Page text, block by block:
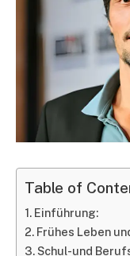
Table of
Einführung:
Frühes Leben
Schul-und